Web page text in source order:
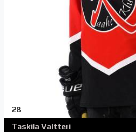
28
Taskila Valtteri